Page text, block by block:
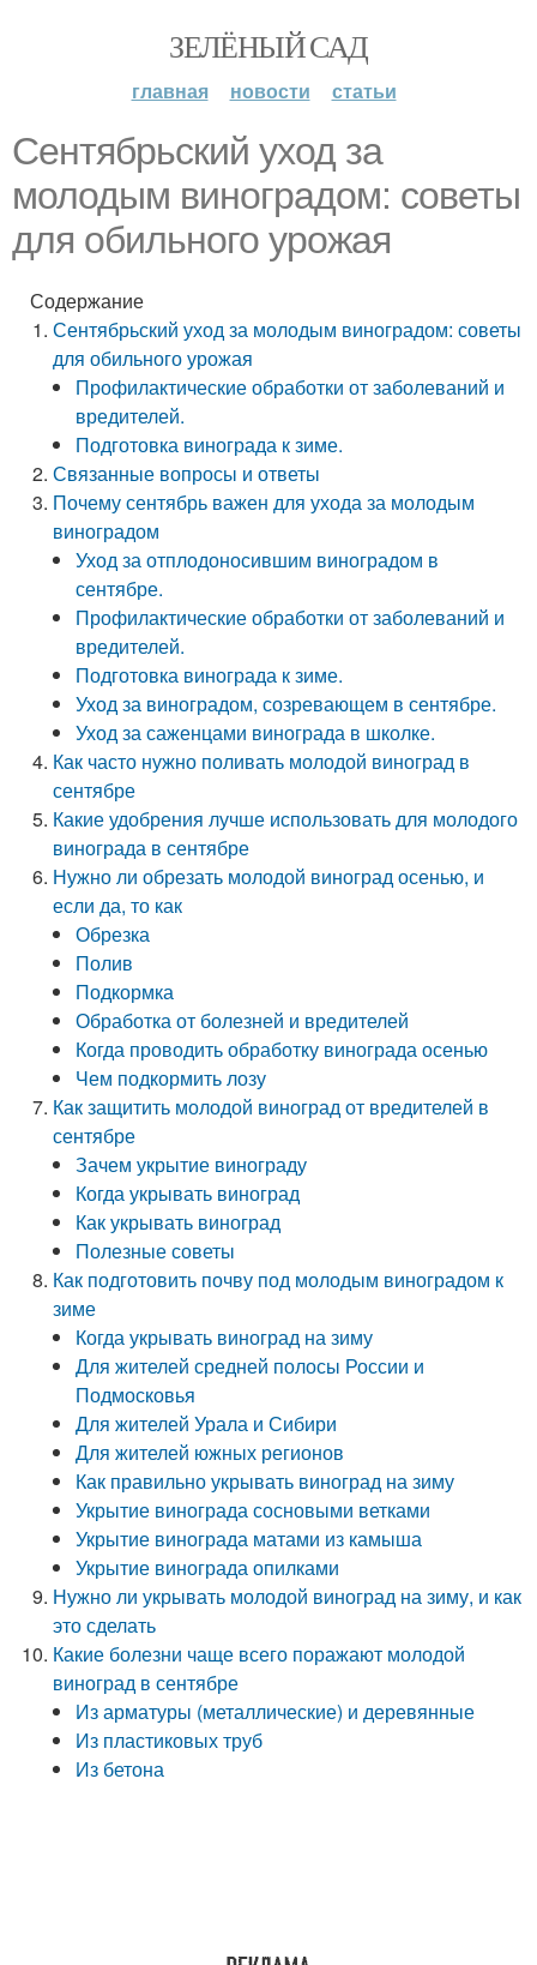
ЗЕЛЁНЫЙ САД
главная новости статьи
Сентябрьский уход за
молодым виноградом: советы
для обильного урожая
Содержание
Сентябрьский уход за молодым виноградом: советы
для обильного урожая
Профилактические обработки от заболеваний и
вредителей.
Подготовка винограда к зиме.
Связанные вопросы и ответы
Почему сентябрь важен для ухода за молодым
виноградом
Уход за отплодоносившим виноградом в
сентябре.
Профилактические обработки от заболеваний и
вредителей.
Подготовка винограда к зиме.
Уход за виноградом, созревающем в сентябре.
Уход за саженцами винограда в школке.
Как часто нужно поливать молодой виноград в
сентябре
Какие удобрения лучше использовать для молодого
винограда в сентябре
Нужно ли обрезать молодой виноград осенью, и
если да, то как
Обрезка
Полив
Подкормка
Обработка от болезней и вредителей
Когда проводить обработку винограда осенью
Чем подкормить лозу
Как защитить молодой виноград от вредителей в
сентябре
Зачем укрытие винограду
Когда укрывать виноград
Как укрывать виноград
Полезные советы
Как подготовить почву под молодым виноградом к
зиме
Когда укрывать виноград на зиму
Для жителей средней полосы России и
Подмосковья
Для жителей Урала и Сибири
Для жителей южных регионов
Как правильно укрывать виноград на зиму
Укрытие винограда сосновыми ветками
Укрытие винограда матами из камыша
Укрытие винограда опилками
Нужно ли укрывать молодой виноград на зиму, и как
это сделать
Какие болезни чаще всего поражают молодой
виноград в сентябре
Из арматуры (металлические) и деревянные
Из пластиковых труб
Из бетона